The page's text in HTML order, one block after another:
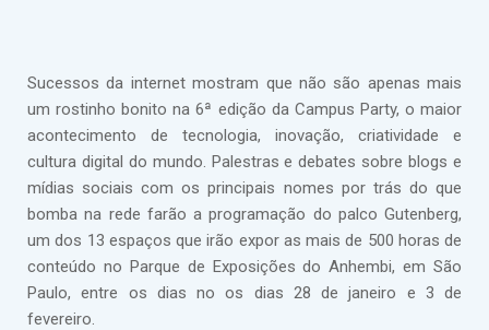
Sucessos da internet mostram que não são apenas mais
um rostinho bonito na 6ª edição da Campus Party, o maior
acontecimento de tecnologia, inovação, criatividade e
cultura digital do mundo. Palestras e debates sobre blogs e
mídias sociais com os principais nomes por trás do que
bomba na rede farão a programação do palco Gutenberg,
um dos 13 espaços que irão expor as mais de 500 horas de
conteúdo no Parque de Exposições do Anhembi, em São
Paulo, entre os dias no os dias 28 de janeiro e 3 de
fevereiro.